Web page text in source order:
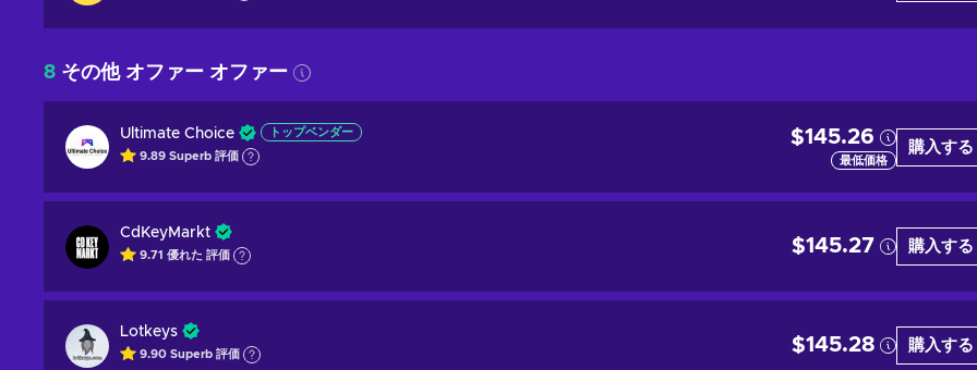
8 その他 オファー オファー
Ultimate Choice トップベンダー
9.89 Superb 評価
$145.26
最低価格
購入する
CdKeyMarkt
9.71 優れた 評価 $145.27 購入する
Lotkeys
9.90 Superb 評価 $145.28 購入する